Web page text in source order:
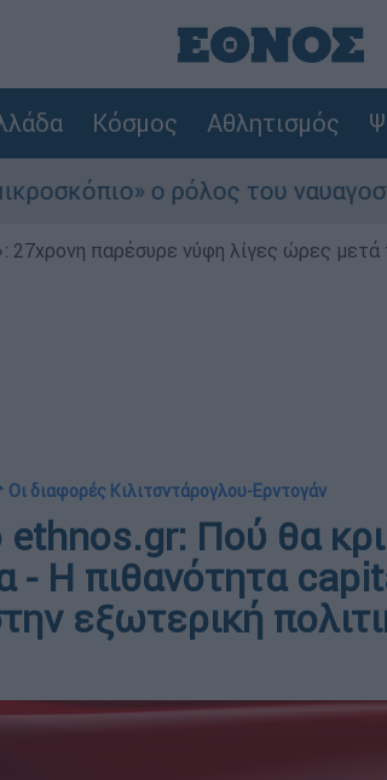
Κόσμος Αθλητισμός
ρόλος του ναυαγοσώστη
παρέσυρε νύφη λίγες ώρες μετά
Οι διαφορές Κιλιτσντάρογλου-Ερντογάν
Πού θα
- Η πιθανότητα
εξωτερική